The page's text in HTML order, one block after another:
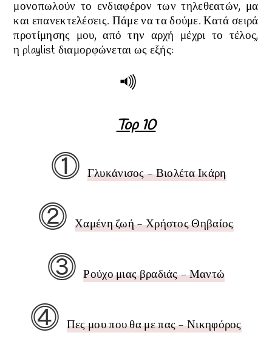
μονοπωλούν το ενδιαφέρον των τηλεθεατών, μα
και επανεκτελέσεις. Πάμε να τα δούμε. Κατά σειρά
προτίμησης μου, από την αρχή μέχρι το τέλος,
ηplaylist διαμορφώνεται ως εξής:
Top 10
⓵ Γλυκάνισος - Βιολέτα Ικάρη
⓶Χαμένη ζωή - Χρήστος Θηβαίος
⓷Ρούχο μιας βραδιάς - Μαντώ
⓸ Πες μου που θα με πας - Νικηφόρος